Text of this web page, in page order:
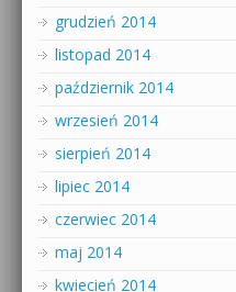
grudzień 2014
listopad 2014
październik 2014
wrzesień 2014
sierpień 2014
lipiec 2014
czerwiec 2014
maj 2014
kwiecień 2014